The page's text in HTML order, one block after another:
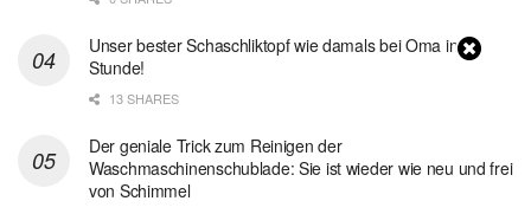
Unser bester Schaschliktopf wie damals bei Oma in 1
Stunde!
13 SHARES
Der geniale Trick zum Reinigen der
Waschmaschinenschublade: Sie ist wieder wie neu und frei
von Schimmel